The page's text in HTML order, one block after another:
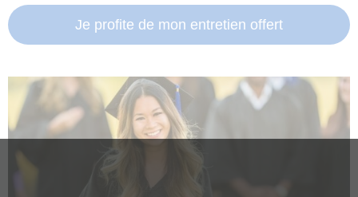
Je profite de mon entretien offert